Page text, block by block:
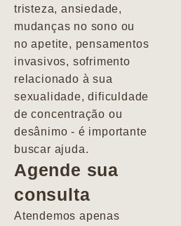
tristeza, ansiedade,
mudanças no sono ou
no apetite, pensamentos
invasivos, sofrimento
relacionado à sua
sexualidade, dificuldade
de concentração ou
desânimo - é importante
buscar ajuda.
Agende sua
consulta
Atendemos apenas